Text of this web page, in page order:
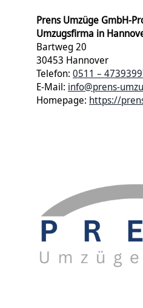
Prens Umzüge GmbH-
Umzugsfirma in
Bartweg 20
30453 Hannover
Telefon: 0511 –
E-Mail: info@prens-
Homepage: https://